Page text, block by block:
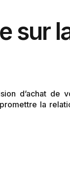
sur
d’achat de
la